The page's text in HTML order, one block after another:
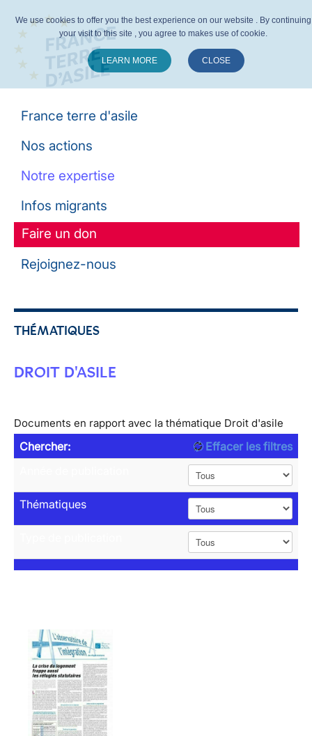
France terre d'asile
Nos actions
Notre expertise
Infos migrants
Faire un don
Rejoignez-nous
THÉMATIQUES
DROIT D'ASILE
Documents en rapport avec la thématique Droit d'asile
Chercher:
Effacer les filtres
Thématiques
We use cookies to offer you the best experience on our website . By continuing
your visit to this site , you agree to makes use of cookie.
LEARN MORE CLOSE